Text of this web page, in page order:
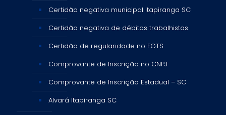
Certidão negativa municipal itapiranga SC
Certidão negativa de débitos trabalhistas
Certidão de regularidade no FGTS
Comprovante de Inscrição no CNPJ
Comprovante de Inscrição Estadual – SC
Alvará Itapiranga SC